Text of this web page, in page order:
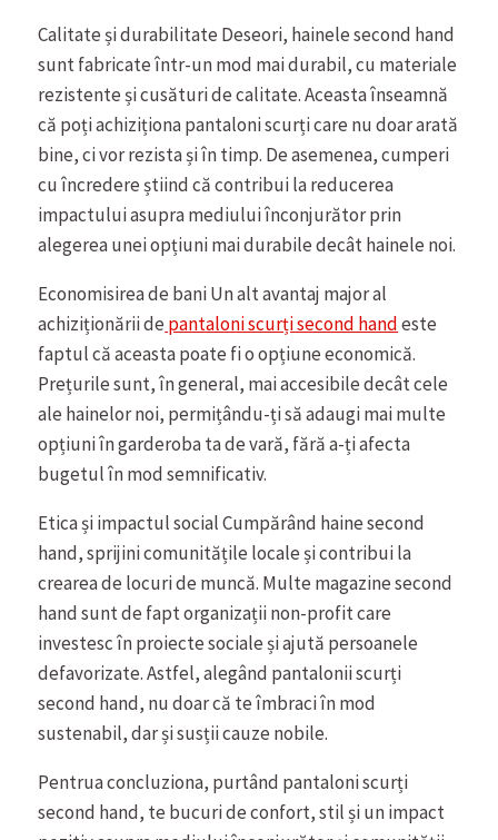
Calitate și durabilitate Deseori, hainele second hand
sunt fabricate într-un mod mai durabil, cu materiale
rezistente și cusături de calitate. Aceasta înseamnă
că poți achiziționa pantaloni scurți care nu doar arată
bine, ci vor rezista și în timp. De asemenea, cumperi
cu încredere știind că contribui la reducerea
impactului asupra mediului înconjurător prin
alegerea unei opțiuni mai durabile decât hainele noi.
Economisirea de bani Un alt avantaj major al
achiziționării de pantaloni scurți second handeste
faptul că aceasta poate fi o opțiune economică.
Prețurile sunt, în general, mai accesibile decât cele
ale hainelor noi, permițându-ți să adaugi mai multe
opțiuni în garderoba ta de vară, fără a-ți afecta
bugetul în mod semnificativ.
Etica și impactul social Cumpărând haine second
hand, sprijini comunitățile locale și contribui la
crearea de locuri de muncă. Multe magazine second
hand sunt de fapt organizații non-profit care
investesc în proiecte sociale și ajută persoanele
defavorizate. Astfel, alegând pantalonii scurți
second hand, nu doar că te îmbraci în mod
sustenabil, dar și susții cauze nobile.
Pentrua concluziona, purtând pantaloni scurți
second hand, te bucuri de confort, stil și un impact